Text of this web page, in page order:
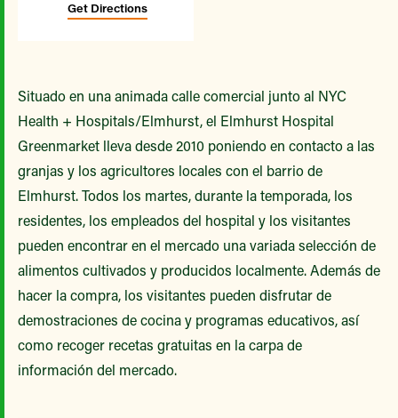
Get Directions
Situado en una animada calle comercial junto al NYC
Health + Hospitals/Elmhurst, el Elmhurst Hospital
Greenmarket lleva desde 2010 poniendo en contacto a las
granjas y los agricultores locales con el barrio de
Elmhurst. Todos los martes, durante la temporada, los
residentes, los empleados del hospital y los visitantes
pueden encontrar en el mercado una variada selección de
alimentos cultivados y producidos localmente. Además de
hacer la compra, los visitantes pueden disfrutar de
demostraciones de cocina y programas educativos, así
como recoger recetas gratuitas en la carpa de
información del mercado.